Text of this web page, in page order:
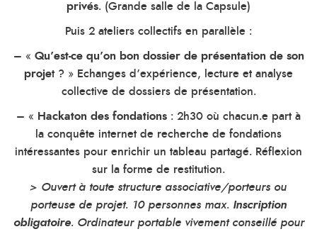
privés. (Grande salle de la Capsule)
Puis 2 ateliers collectifs en parallèle :
– « Qu’est-ce qu’on bon dossier de présentation de son
projet ? » Echanges d’expérience, lecture et analyse
collective de dossiers de présentation.
– « Hackaton des fondations : 2h30 où chacun.e part à
la conquête internet de recherche de fondations
intéressantes pour enrichir un tableau partagé. Réflexion
sur la forme de restitution.
> Ouvert à toute structure associative/porteurs ou
porteuse de projet. 10 personnes max. Inscription
obligatoire. Ordinateur portable vivement conseillé pour